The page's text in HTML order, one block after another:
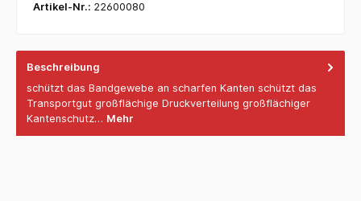
Artikel-Nr.: 22600080
Beschreibung
schützt das Bandgewebe an scharfen Kanten schützt das
Transportgut großflächige Druckverteilung großflächiger
Kantenschutz… Mehr